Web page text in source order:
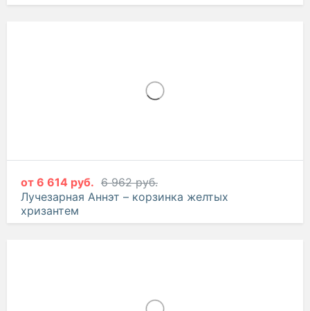
от 6 614 руб. 6 962 руб.
Лучезарная Аннэт – корзинка желтых
хризантем